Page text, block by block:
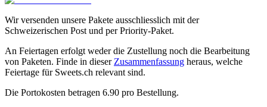
Wir versenden unsere Pakete ausschliesslich mit der
Schweizerischen Post und per Priority-Paket.
An Feiertagen erfolgt weder die Zustellung noch die Bearbeitung
von Paketen. Finde in dieser Zusammenfassung heraus, welche
Feiertage für Sweets.ch relevant sind.
Die Portokosten betragen 6.90 pro Bestellung.